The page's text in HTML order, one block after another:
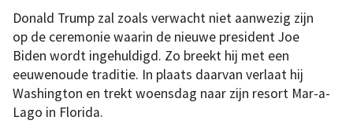
Donald Trump zal zoals verwacht niet aanwezig zijn
op de ceremonie waarin de nieuwe president Joe
Biden wordt ingehuldigd. Zo breekt hij met een
eeuwenoude traditie. In plaats daarvan verlaat hij
Washington en trekt woensdag naar zijn resort Mar-a-
Lago in Florida.